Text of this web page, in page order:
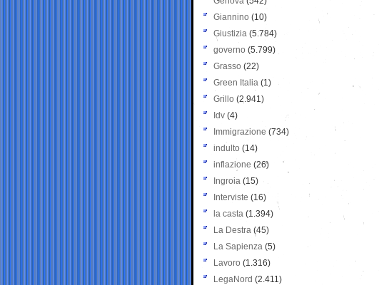
Giannino (10)
Giustizia (5.784)
governo (5.799)
Grasso (22)
Green Italia (1)
Grillo (2.941)
Idv (4)
Immigrazione (734)
indulto (14)
inflazione (26)
Ingroia (15)
Interviste (16)
la casta (1.394)
La Destra (45)
La Sapienza (5)
Lavoro (1.316)
LegaNord (2.411)